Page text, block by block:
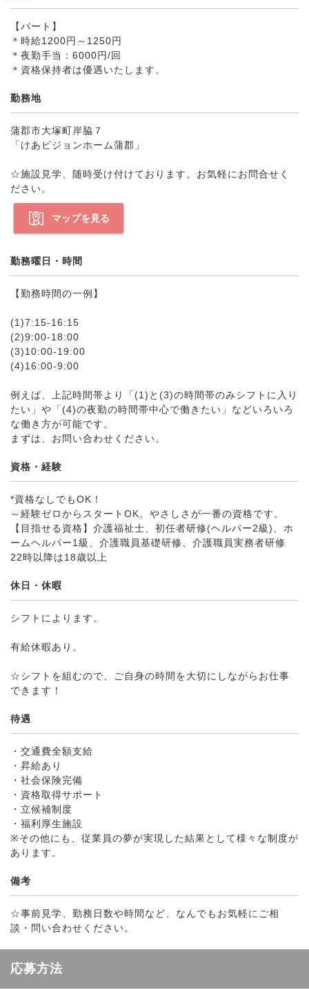
【パート】
＊時給1200円～1250円
＊夜勤手当：6000円/回
＊資格保持者は優遇いたします。
勤務地
蒲郡市大塚町岸脇７
「けあビジョンホーム蒲郡」
☆施設見学、随時受け付けております。お気軽にお問合せく
ださい。
マップを見る
勤務曜日・時間
【勤務時間の一例】
(1)7:15-16:15
(2)9:00-18:00
(3)10:00-19:00
(4)16:00-9:00
例えば、上記時間帯より「(1)と(3)の時間帯のみシフトに入り
たい」や「(4)の夜勤の時間帯中心で働きたい」などいろいろ
な働き方が可能です。
まずは、お問い合わせください。
資格・経験
*資格なしでもOK！
～経験ゼロからスタートOK。やさしさが一番の資格です。
【目指せる資格】介護福祉士、初任者研修(ヘルパー2級)、ホ
ームヘルパー1級、介護職員基礎研修、介護職員実務者研修
22時以降は18歳以上
休日・休暇
シフトによります。
有給休暇あり。
☆シフトを組むので、ご自身の時間を大切にしながらお仕事
できます！
待遇
・交通費全額支給
・昇給あり
・社会保険完備
・資格取得サポート
・立候補制度
・福利厚生施設
※その他にも、従業員の夢が実現した結果として様々な制度が
あります。
備考
☆事前見学、勤務日数や時間など、なんでもお気軽にご相
談・問い合わせください。
応募方法